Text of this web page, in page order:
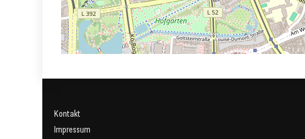
Kontakt
Impressum